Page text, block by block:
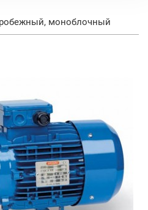
моноблочный